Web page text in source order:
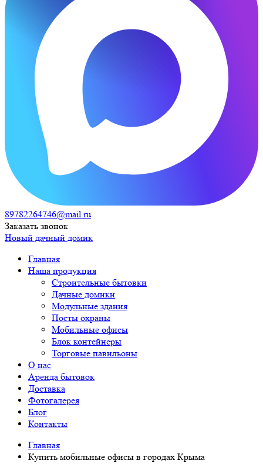
89782264746@mail.ru
Заказать звонок
Новый дачный домик
Главная
Наша продукция
Строительные бытовки
Дачные домики
Модульные здания
Посты охраны
Мобильные офисы
Блок контейнеры
Торговые павильоны
О нас
Аренда бытовок
Доставка
Фотогалерея
Блог
Контакты
Главная
Купить мобильные офисы в городах Крыма